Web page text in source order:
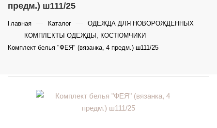
предм.) ш111/25
Главная — Каталог — ОДЕЖДА ДЛЯ НОВОРОЖДЕННЫХ
— КОМПЛЕКТЫ ОДЕЖДЫ, КОСТЮМЧИКИ —
Комплект белья "ФЕЯ" (вязанка, 4 предм.) ш111/25